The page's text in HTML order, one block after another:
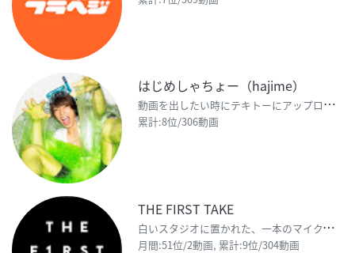
はじめしゃちょー（hajime）
動
画を出したい時にテキトーにアップロードします。 オールジャンル!!!!なんでもしたいこと動画にして
累計:8位/306動画
THE FIRST TAKE
白
いスタジオに置かれた、一本のマイク。 ここでのルールは、ただ一つ。 一発撮りのパフォーマンスをす
月間:51位/2動画, 累計:9位/304動画